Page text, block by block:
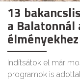
13
a
élményekhez
Indítsátok el már
programok is